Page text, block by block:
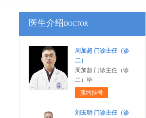
医生介绍DOCTOR
周加超 门诊主任（诊
二）
周加超 门诊主任（诊
二）毕
预约挂号
刘玉明 门诊主任（诊